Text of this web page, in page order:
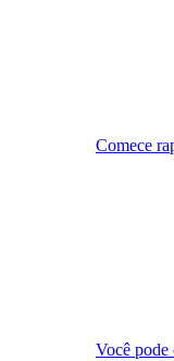
Comece
Você pode